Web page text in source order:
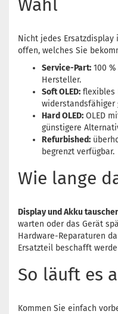
Wahl
Nicht jedes Ersatzdisplay
offen, welches Sie
Service-Part: 100
Hersteller.
Soft OLED: flexibles
widerstandsfähiger
Hard OLED: OLED
günstigere
Refurbished:
begrenzt verfügbar.
Wie lange
Display und Akku
warten oder das Gerät
Hardware-Reparaturen
Ersatzteil beschafft
So läuft es
Kommen Sie einfach